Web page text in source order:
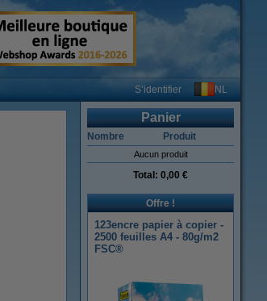
S’identifier NL
Panier
Nombre Produit
Aucun produit
Total: 0,00 €
Offre !
123encre papier à copier -
2500 feuilles A4 - 80g/m2
FSC®